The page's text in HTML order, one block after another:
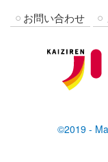
お問い合わせ
©2019 -